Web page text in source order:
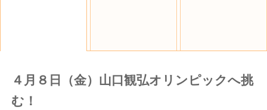
４月８日（金）山口観弘オリンピックへ挑
む！